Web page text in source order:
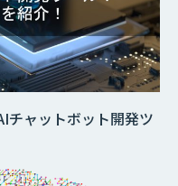
ャットボット開発ツ